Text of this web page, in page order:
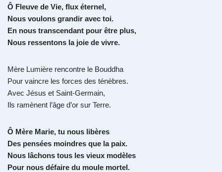
Ô Fleuve de Vie, flux éternel,
Nous voulons grandir avec toi.
En nous transcendant pour être plus,
Nous ressentons la joie de vivre.
Mère Lumière rencontre le Bouddha
Pour vaincre les forces des ténèbres.
Avec Jésus et Saint-Germain,
Ils ramènent l’âge d’or sur Terre.
Ô Mère Marie, tu nous libères
Des pensées moindres que la paix.
Nous lâchons tous les vieux modèles
Pour nous défaire du moule mortel.